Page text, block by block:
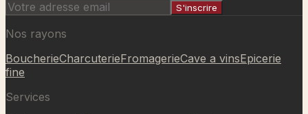
S'inscrire
Nos rayons
BoucherieCharcuterieFromagerieCave a vinsEpicerie
fine
Services